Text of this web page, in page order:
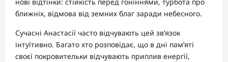
ближніх, відмова від земних благ заради небесного.
Сучасні Анастасії часто відчувають цей зв’язок
інтуїтивно. Багато хто розповідає, що в дні пам’яті
своєї покровительки відчувають приплив енергії,